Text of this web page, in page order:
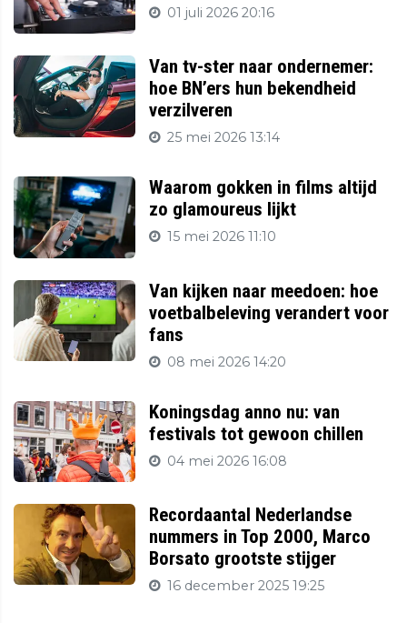
01 juli 2026 20:16
Van tv-ster naar ondernemer:
hoe BN’ers hun bekendheid
verzilveren
25 mei 2026 13:14
Waarom gokken in films altijd
zo glamoureus lijkt
15 mei 2026 11:10
Van kijken naar meedoen: hoe
voetbalbeleving verandert voor
fans
08 mei 2026 14:20
Koningsdag anno nu: van
festivals tot gewoon chillen
04 mei 2026 16:08
Recordaantal Nederlandse
nummers in Top 2000, Marco
Borsato grootste stijger
16 december 2025 19:25